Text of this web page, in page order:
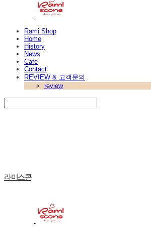
Rami Shop
Home
History
News
Cafe
Contact
REVIEW & 고객문의
review
라미스콘